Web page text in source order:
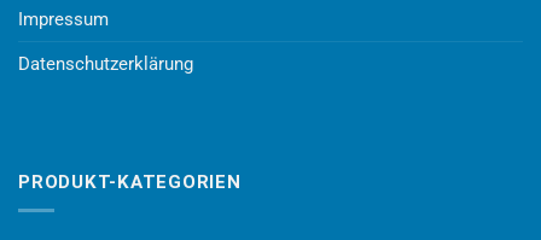
Impressum
Datenschutzerklärung
PRODUKT-KATEGORIEN